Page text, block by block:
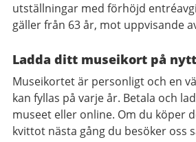
utställningar med förhöjd
gäller från 63 år, mot uppvisande
Ladda ditt museikort på nytt
Museikortet är personligt och en
kan fyllas på varje år. Betala och
museet eller online. Om du köper
kvittot nästa gång du besöker oss